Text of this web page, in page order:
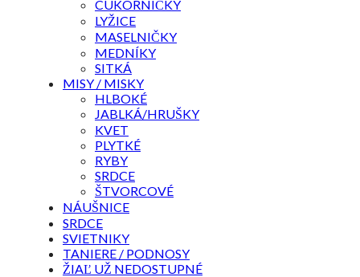
CUKORNIČKY
LYŽICE
MASELNIČKY
MEDNÍKY
SITKÁ
MISY / MISKY
HLBOKÉ
JABLKÁ/HRUŠKY
KVET
PLYTKÉ
RYBY
SRDCE
ŠTVORCOVÉ
NÁUŠNICE
SRDCE
SVIETNIKY
TANIERE / PODNOSY
ŽIAĽ UŽ NEDOSTUPNÉ